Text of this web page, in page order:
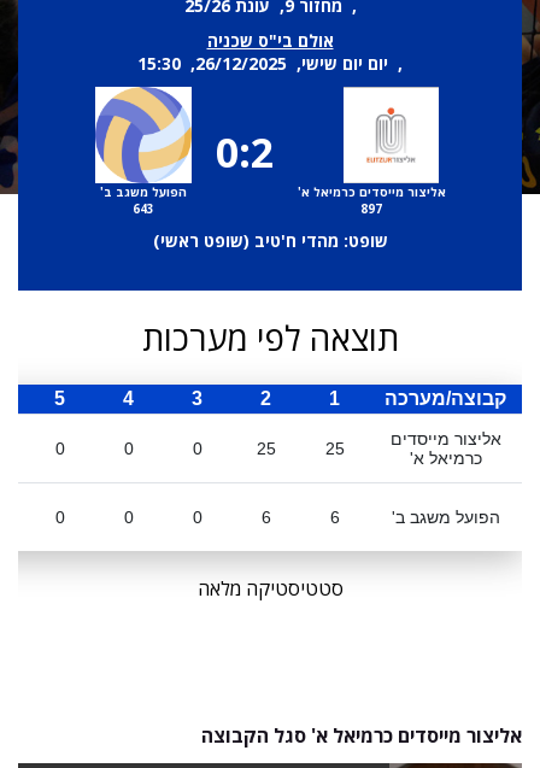
, מחזור 9, עונת 25/26
אולם בי"ס שכניה
, יום יום שישי, 26/12/2025, 15:30
אליצור מייסדים כרמיאל א'
897
0:2
הפועל משגב ב'
643
שופט: מהדי ח'טיב (שופט ראשי)
תוצאה לפי מערכות
קבוצה/מערכה 1
2
3
4
5
אליצור מייסדים
כרמיאל א'
25
25
0
0
0
הפועל משגב ב' 6
6
0
0
0
סטטיסטיקה מלאה
אליצור מייסדים כרמיאל א' סגל הקבוצה